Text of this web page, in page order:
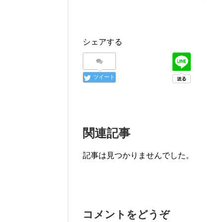
シェアする
ツイート
関連記事
記事は見つかりませんでした。
コメントをどうぞ